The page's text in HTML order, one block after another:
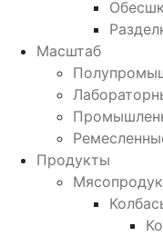
Масштаб
Продукты